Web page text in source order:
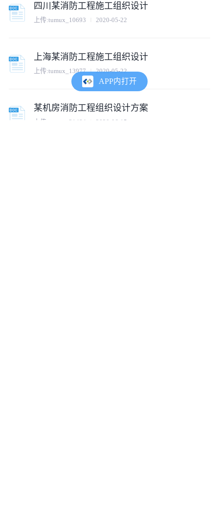
四川某消防工程施工组织设计
上传:tumux_10693 2020-05-22
上海某消防工程施工组织设计
上传:tumux_13977 2020-05-22
某机房消防工程组织设计方案
上传: tumux_31484 2020-06-15
APP内打开